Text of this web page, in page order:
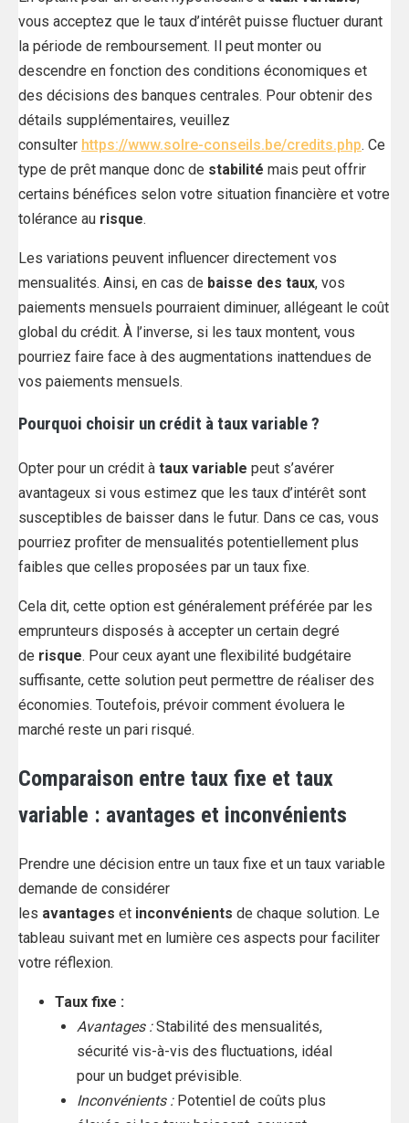
vous acceptez que le taux d’intérêt puisse fluctuer durant
la période de remboursement. Il peut monter ou
descendre en fonction des conditions économiques et
des décisions des banques centrales. Pour obtenir des
détails supplémentaires, veuillez
consulter https://www.solre-conseils.be/credits.php. Ce
type de prêt manque donc de stabilité mais peut offrir
certains bénéfices selon votre situation financière et votre
tolérance au risque.
Les variations peuvent influencer directement vos
mensualités. Ainsi, en cas de baisse des taux, vos
paiements mensuels pourraient diminuer, allégeant le coût
global du crédit. À l’inverse, si les taux montent, vous
pourriez faire face à des augmentations inattendues de
vos paiements mensuels.
Pourquoi choisir un crédit à taux variable ?
Opter pour un crédit à taux variable peut s’avérer
avantageux si vous estimez que les taux d’intérêt sont
susceptibles de baisser dans le futur. Dans ce cas, vous
pourriez profiter de mensualités potentiellement plus
faibles que celles proposées par un taux fixe.
Cela dit, cette option est généralement préférée par les
emprunteurs disposés à accepter un certain degré
de risque. Pour ceux ayant une flexibilité budgétaire
suffisante, cette solution peut permettre de réaliser des
économies. Toutefois, prévoir comment évoluera le
marché reste un pari risqué.
Comparaison entre taux fixe et taux
variable : avantages et inconvénients
Prendre une décision entre un taux fixe et un taux variable
demande de considérer
les avantages et inconvénients de chaque solution. Le
tableau suivant met en lumière ces aspects pour faciliter
votre réflexion.
Taux fixe :
Avantages :Stabilité des mensualités,
sécurité vis-à-vis des fluctuations, idéal
pour un budget prévisible.
Inconvénients :Potentiel de coûts plus